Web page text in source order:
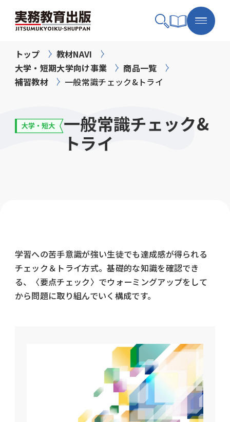
トップ
教材NAVI
大学・短期大学向け事業
商品一覧
補習教材
一般常識チェック&トライ
一般常識チェック&
トライ
学習への苦手意識が強い生徒でも達成感が得られる
チェック＆トライ方式。基礎的な知識を確認でき
る、〈要点チェック〉でウォーミングアップをして
から問題に取り組んでいく構成です。